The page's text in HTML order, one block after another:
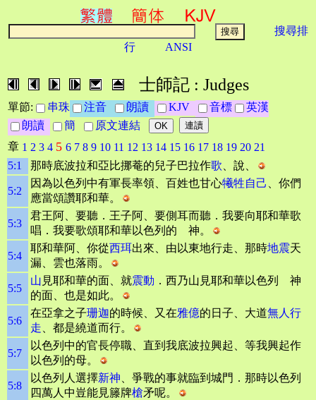
搜尋排
行
ANSI
士師記 : Judges
單節: 串珠 注音 朗讀 KJV 音標
英漢
朗讀
簡
原文連結
章 1 2 3 4 5 6 7 8 9 10 11 12 13 14 15 16 17 18 19 20 21
5:1
那時底波拉和亞比挪菴的兒子巴拉作歌 、說、
5:2
因為以色列中有軍長率領、百姓也甘心犧牲自己
、你們
應當頌讚耶和華。
5:3
君王阿、要聽．王子阿、要側耳而聽．我要向耶和華歌
唱．我要歌頌耶和華以色列的 神。
5:4
耶和華阿、你從西珥出來、由以東地行走、那時地震天
漏、雲也落雨。
5:5
山 見耶和華的面、就震動 ．西乃山見耶和華以色列 神
的面、也是如此。
5:6
在亞拿之子珊迦的時候、又在雅億的日子、大道無人行
走 、都是繞道而行。
5:7
以色列中的官長停職、直到我底波拉興起、等我興起作
以色列的母。
5:8
以色列人選擇新神 、爭戰的事就臨到城門．那時以色列
四萬人中豈能見籐牌槍矛呢。